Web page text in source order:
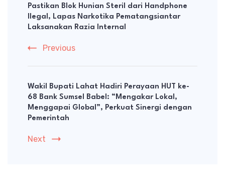
Navigation
Pastikan Blok Hunian Steril dari Handphone
Ilegal, Lapas Narkotika Pematangsiantar
Laksanakan Razia Internal
Previous
Wakil Bupati Lahat Hadiri Perayaan HUT ke-
68 Bank Sumsel Babel: “Mengakar Lokal,
Menggapai Global”, Perkuat Sinergi dengan
Pemerintah
Next